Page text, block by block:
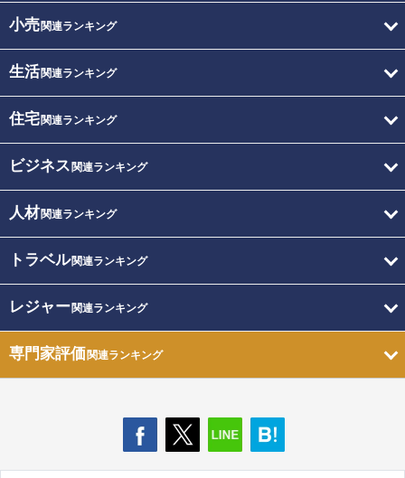
小売関連ランキング
生活関連ランキング
住宅関連ランキング
ビジネス 関連ランキング
人材関連ランキング
トラベル関連ランキング
レジャー関連ランキング
専門家評価関連ランキング